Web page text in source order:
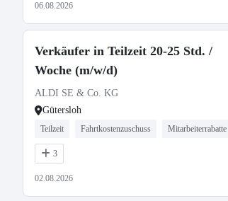
06.08.2026
Verkäufer in Teilzeit 20-25 Std. /
Woche (m/w/d)
ALDI SE & Co. KG
Gütersloh
Teilzeit Fahrtkostenzuschuss Mitarbeiterrabatte
3
02.08.2026